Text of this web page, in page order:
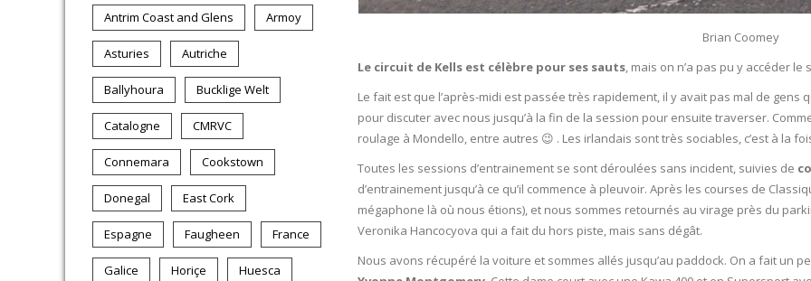
Antrim Coast and Glens Armoy
Asturies Autriche
Ballyhoura Bucklige Welt
Catalogne CMRVC
Connemara Cookstown
Donegal East Cork
Espagne Faugheen France
Galice Horiçe Huesca
Brian Coomey
Le circuit de Kells est célèbre pour ses sauts, mais on n’a pas pu y accéder le
Le fait est que l’après-midi est passée très rapidement, il y avait pas mal de gens
pour discuter avec nous jusqu’à la fin de la session pour ensuite traverser.
roulage à Mondello, entre autres 😉 . Les irlandais sont très sociables, c’est à la
Toutes les sessions d’entrainement se sont déroulées sans incident, suivies de
d’entrainement jusqu’à ce qu’il commence à pleuvoir. Après les courses de
mégaphone là où nous étions), et nous sommes retournés au virage près du
Veronika Hancocyova qui a fait du hors piste, mais sans dégât.
Nous avons récupéré la voiture et sommes allés jusqu’au paddock. On a fait un